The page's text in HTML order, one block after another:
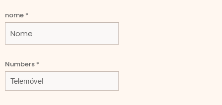
nome *
nome
Comment
E-
mail
Numbers *